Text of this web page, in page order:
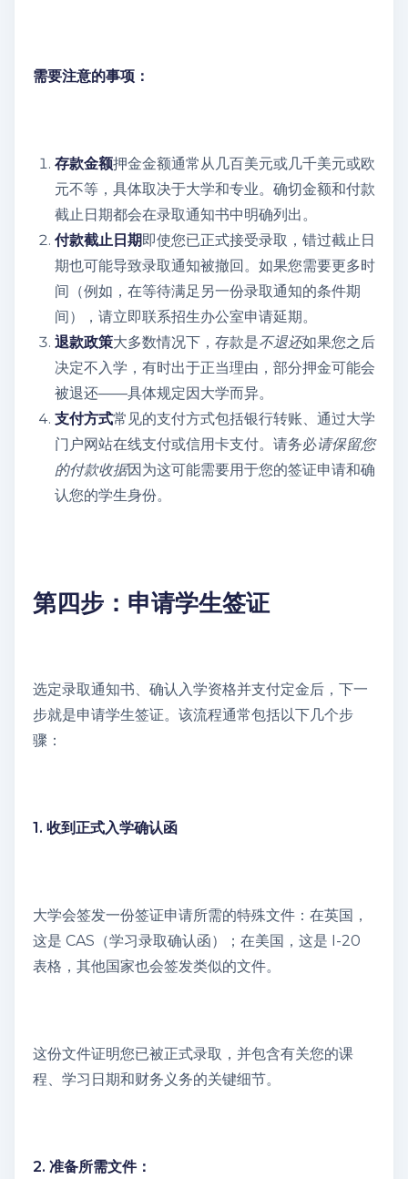
需要注意的事项：
存款金额押金金额通常从几百美元或几千美元或欧
元不等，具体取决于大学和专业。确切金额和付款
截止日期都会在录取通知书中明确列出。
付款截止日期即使您已正式接受录取，错过截止日
期也可能导致录取通知被撤回。如果您需要更多时
间（例如，在等待满足另一份录取通知的条件期
间），请立即联系招生办公室申请延期。
退款政策大多数情况下，存款是不退还如果您之后
决定不入学，有时出于正当理由，部分押金可能会
被退还——具体规定因大学而异。
支付方式常见的支付方式包括银行转账、通过大学
门户网站在线支付或信用卡支付。请务必请保留您
的付款收据因为这可能需要用于您的签证申请和确
认您的学生身份。
第四步：申请学生签证
选定录取通知书、确认入学资格并支付定金后，下一
步就是申请学生签证。该流程通常包括以下几个步
骤：
1. 收到正式入学确认函
大学会签发一份签证申请所需的特殊文件：在英国，
这是 CAS（学习录取确认函）；在美国，这是 I-20
表格，其他国家也会签发类似的文件。
这份文件证明您已被正式录取，并包含有关您的课
程、学习日期和财务义务的关键细节。
2. 准备所需文件：